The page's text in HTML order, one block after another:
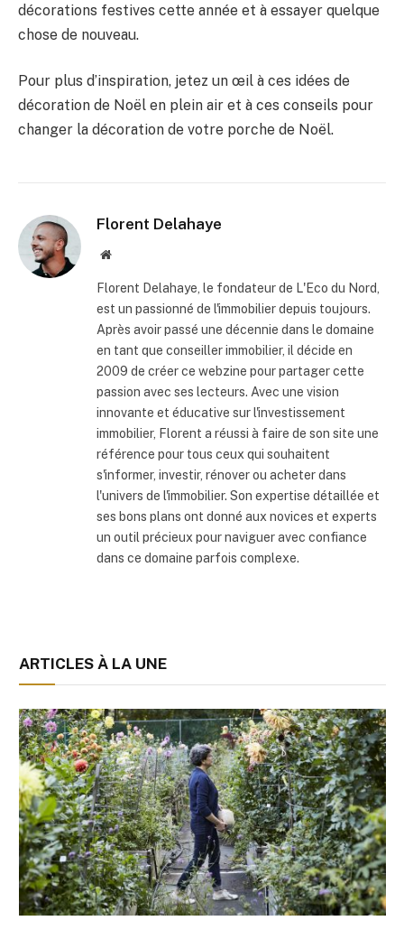
décorations festives cette année et à essayer quelque
chose de nouveau.
Pour plus d’inspiration, jetez un œil à ces idées de
décoration de Noël en plein air et à ces conseils pour
changer la décoration de votre porche de Noël.
Florent Delahaye
Site
Florent Delahaye, le fondateur de L'Eco du Nord,
est un passionné de l'immobilier depuis toujours.
Après avoir passé une décennie dans le domaine
en tant que conseiller immobilier, il décide en
2009 de créer ce webzine pour partager cette
passion avec ses lecteurs. Avec une vision
innovante et éducative sur l'investissement
immobilier, Florent a réussi à faire de son site une
référence pour tous ceux qui souhaitent
s'informer, investir, rénover ou acheter dans
l'univers de l'immobilier. Son expertise détaillée et
ses bons plans ont donné aux novices et experts
un outil précieux pour naviguer avec confiance
dans ce domaine parfois complexe.
ARTICLES À LA UNE